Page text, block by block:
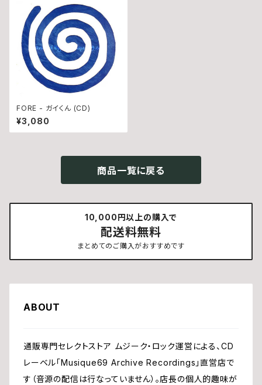
FORE - ガイくん (CD)
¥3,080
商品一覧に戻る
10,000円以上の購入で
配送料無料
まとめてのご購入がおすすめです
ABOUT
通販専門セレクトストア ムジーク・ロック運営による、CD
レーベル「Musique69 Archive Recordings」直営店で
す（音源の配信は行なっていません）。店長の個人的趣味が